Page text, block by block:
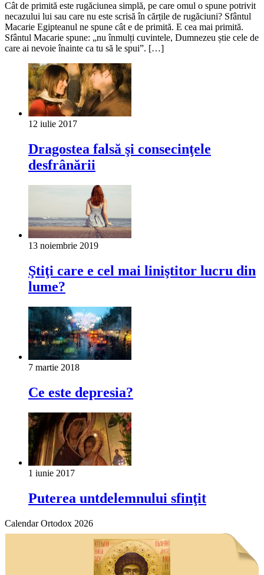
Cât de primită este rugăciunea simplă, pe care omul o spune potrivit
necazului lui sau care nu este scrisă în cărțile de rugăciuni? Sfântul
Macarie Egipteanul ne spune cât e de primită. E cea mai primită.
Sfântul Macarie spune: „nu înmulți cuvintele, Dumnezeu știe cele de
care ai nevoie înainte ca tu să le spui”. […]
12 iulie 2017
Dragostea falsă şi consecinţele
desfrânării
13 noiembrie 2019
Ştiţi care e cel mai liniştitor lucru din
lume?
7 martie 2018
Ce este depresia?
1 iunie 2017
Puterea untdelemnului sfinţit
Calendar Ortodox 2026